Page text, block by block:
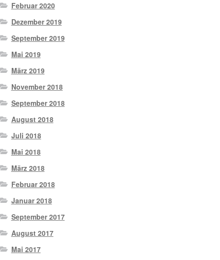
Februar 2020
Dezember 2019
September 2019
Mai 2019
März 2019
November 2018
September 2018
August 2018
Juli 2018
Mai 2018
März 2018
Februar 2018
Januar 2018
September 2017
August 2017
Mai 2017